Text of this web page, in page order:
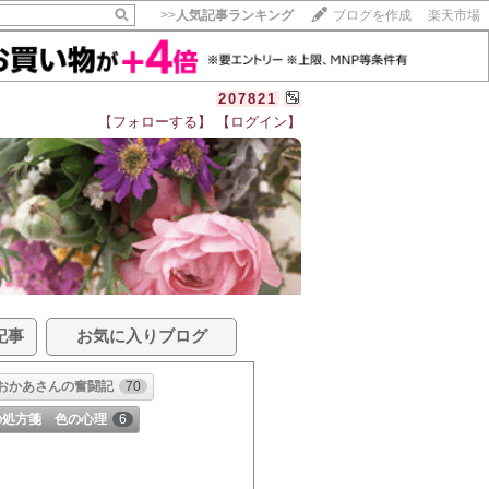
>>人気記事ランキング ブログを作成 楽天市場
207821
【フォローする】 【ログイン】
事 お気に入りブログ
かあさんの奮闘記 70
処方箋 色の心理 6